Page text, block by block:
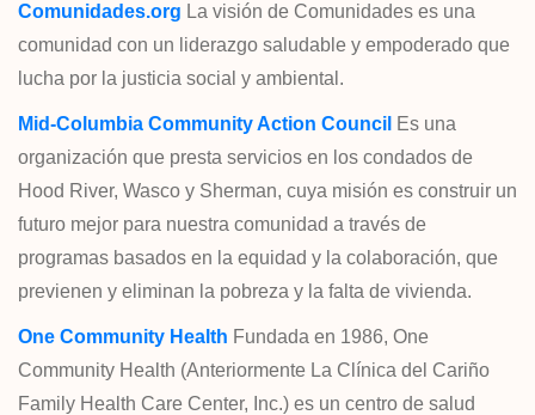
Comunidades.org La visión de Comunidades es una
comunidad con un liderazgo saludable y empoderado que
lucha por la justicia social y ambiental.
Mid-Columbia Community Action Council Es una
organización que presta servicios en los condados de
Hood River, Wasco y Sherman, cuya misión es construir un
futuro mejor para nuestra comunidad a través de
programas basados en la equidad y la colaboración, que
previenen y eliminan la pobreza y la falta de vivienda.
One Community Health Fundada en 1986, One
Community Health (Anteriormente La Clínica del Cariño
Family Health Care Center, Inc.) es un centro de salud